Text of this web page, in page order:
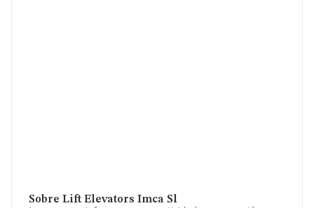
Sobre Lift Elevators Imca Sl